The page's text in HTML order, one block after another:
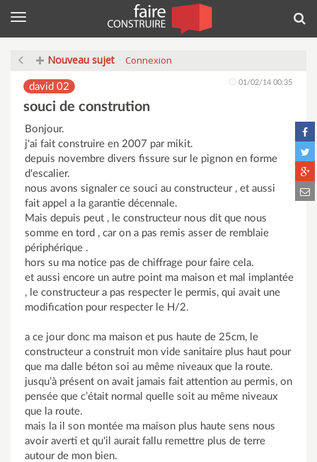
Menu
Nouveau sujet Connexion
david 02 01/02/14 00:35
souci de constrution
Bonjour.
j'ai fait construire en 2007 par mikit.
depuis novembre divers fissure sur le pignon en forme
d'escalier.
nous avons signaler ce souci au constructeur , et aussi
fait appel a la garantie décennale.
Mais depuis peut , le constructeur nous dit que nous
somme en tord , car on a pas remis asser de remblaie
périphérique .
hors su ma notice pas de chiffrage pour faire cela.
et aussi encore un autre point ma maison et mal implantée
, le constructeur a pas respecter le permis, qui avait une
modification pour respecter le H/2.
a ce jour donc ma maison et pus haute de 25cm, le
constructeur a construit mon vide sanitaire plus haut pour
que ma dalle béton soi au même niveaux que la route.
jusqu’à présent on avait jamais fait attention au permis, on
pensée que c’était normal quelle soit au même niveaux
que la route.
mais la il son montée ma maison plus haute sens nous
avoir averti et qu'il aurait fallu remettre plus de terre
autour de mon bien.